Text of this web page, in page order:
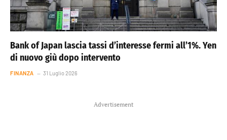
Bank of Japan lascia tassi d’interesse fermi all’1%. Yen
di nuovo giù dopo intervento
FINANZA 31 Luglio 2026
Advertisement